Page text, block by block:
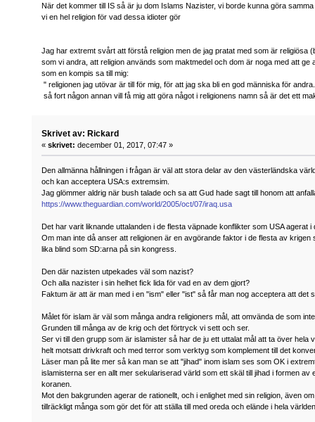
När det kommer till IS så är ju dom Islams Nazister, vi borde kunna göra
vi en hel religion för vad dessa idioter gör
Jag har extremt svårt att förstå religion men de jag pratat med som är religiösa
som vi andra, att religion används som maktmedel och dom är noga med att ge
som en kompis sa till mig:
" religionen jag utövar är till för mig, för att jag ska bli en god människa för andra.
så fort någon annan vill få mig att göra något i religionens namn så är det ett
Skrivet av: Rickard
«skrivet: december 01, 2017, 07:47 »
Den allmänna hållningen i frågan är väl att stora delar av den västerländska
och kan acceptera USA:s extremsim.
Jag glömmer aldrig när bush talade och sa att Gud hade sagt till honom att
https://www.theguardian.com/world/2005/oct/07/iraq.usa
Det har varit liknande uttalanden i de flesta väpnade konflikter som USA agerat
Om man inte då anser att religionen är en avgörande faktor i de flesta av
lika blind som SD:arna på sin kongress.
Den där nazisten utpekades väl som nazist?
Och alla nazister i sin helhet fick lida för vad en av dem gjort?
Faktum är att är man med i en "ism" eller "ist" så får man nog acceptera att
Målet för islam är väl som många andra religioners mål, att omvända de som
Grunden till många av de krig och det förtryck vi sett och ser.
Ser vi till den grupp som är islamister så har de ju ett uttalat mål att ta över hela
helt motsatt drivkraft och med terror som verktyg som komplement till det
Läser man på lite mer så kan man se att "jihad" inom islam ses som OK i
islamisterna ser en allt mer sekulariserad värld som ett skäl till jihad i formen
koranen.
Mot den bakgrunden agerar de rationellt, och i enlighet med sin religion, även
tillräckligt många som gör det för att ställa till med oreda och elände i hela